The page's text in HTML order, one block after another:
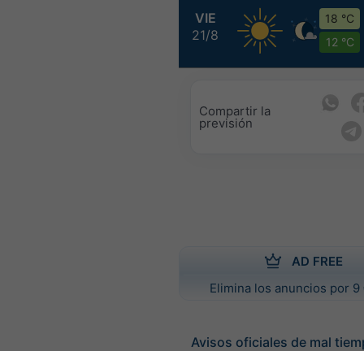
VIE
21/8
18 °C
12 °C
Compartir la
previsión
AD FREE
Elimina los anuncios por 9
Avisos oficiales de mal